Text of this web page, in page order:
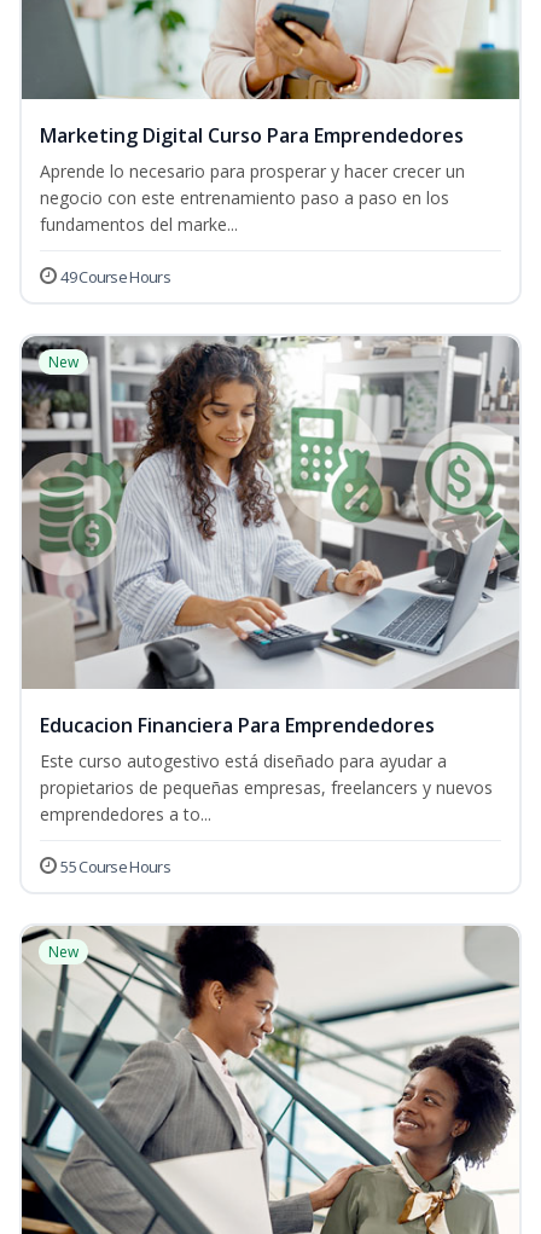
Marketing Digital Curso Para Emprendedores
Aprende lo necesario para prosperar y hacer crecer un
negocio con este entrenamiento paso a paso en los
fundamentos del marke...
49 Course Hours
New
Educacion Financiera Para Emprendedores
Este curso autogestivo está diseñado para ayudar a
propietarios de pequeñas empresas, freelancers y nuevos
emprendedores a to...
55 Course Hours
New